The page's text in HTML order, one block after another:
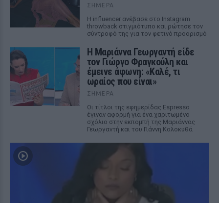
ΣΉΜΕΡΑ
Η influencer ανέβασε στο Instagram
throwback στιγμιότυπο και ρώτησε τον
σύντροφό της για τον φετινό προορισμό
Η Μαριάννα Γεωργαντή είδε
τον Γιώργο Φραγκούλη και
έμεινε άφωνη: «Καλέ, τι
ωραίος που είναι»
ΣΉΜΕΡΑ
Οι τίτλοι της εφημερίδας Espresso
έγιναν αφορμή για ένα χαριτωμένο
σχόλιο στην εκπομπή της Μαριάννας
Γεωργαντή και του Γιάννη Κολοκυθά